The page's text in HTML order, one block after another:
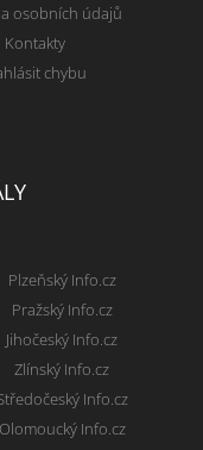
osobních údajů
Kontakty
chybu
Plzeňský Info.cz
Pražský Info.cz
Jihočeský Info.cz
Zlínský Info.cz
Info.cz
Olomoucký Info.cz